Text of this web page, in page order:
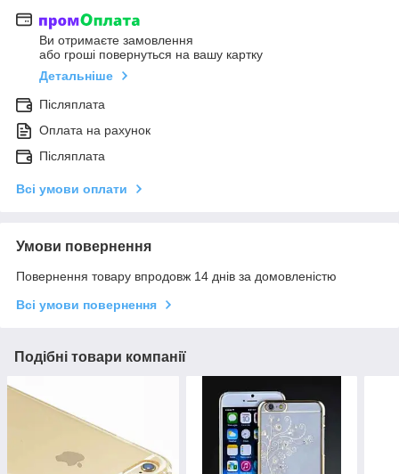
Ви отримаєте замовлення
або гроші повернуться на вашу картку
Детальніше
Післяплата
Оплата на рахунок
Післяплата
Всі умови оплати
Умови повернення
Повернення товару впродовж 14 днів за домовленістю
Всі умови повернення
Подібні товари компанії